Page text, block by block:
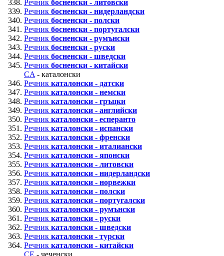
Речник босненски - литовски
Речник босненски - нидерландски
Речник босненски - полски
Речник босненски - португалски
Речник босненски - румънски
Речник босненски - руски
Речник босненски - шведски
Речник босненски - китайски
CA - каталонски
Речник каталонски - датски
Речник каталонски - немски
Речник каталонски - гръцки
Речник каталонски - английски
Речник каталонски - есперанто
Речник каталонски - испански
Речник каталонски - френски
Речник каталонски - италиански
Речник каталонски - японски
Речник каталонски - литовски
Речник каталонски - нидерландски
Речник каталонски - норвежки
Речник каталонски - полски
Речник каталонски - португалски
Речник каталонски - румънски
Речник каталонски - руски
Речник каталонски - шведски
Речник каталонски - турски
Речник каталонски - китайски
CE - чеченски